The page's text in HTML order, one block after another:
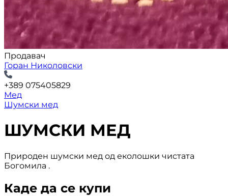
Продавач
Горан Николовски
+389 075405829
Мед
Шумски мед
ШУМСКИ МЕД
Природен шумски мед од еколошки чистата
Богомила .
Каде да се купи